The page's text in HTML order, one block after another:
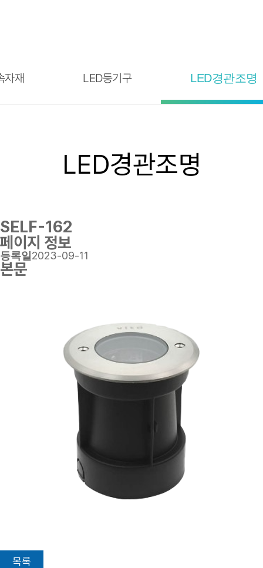
자재 LED등기구 LED경관조명
LED경관조명
SELF-162
페이지 정보
등록일2023-09-11
본문
목록